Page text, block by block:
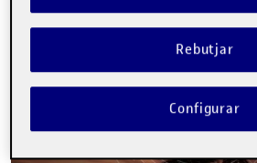
Rebutjar
Configurar